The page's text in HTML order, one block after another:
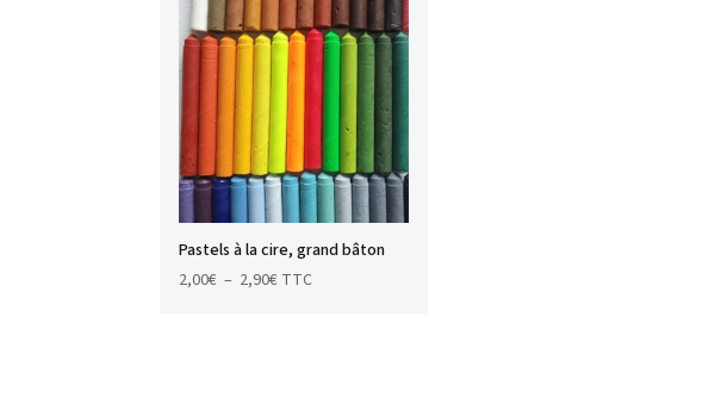
Pastels à la cire, grand bâton
2,00€ – 2,90€Plage
TTC